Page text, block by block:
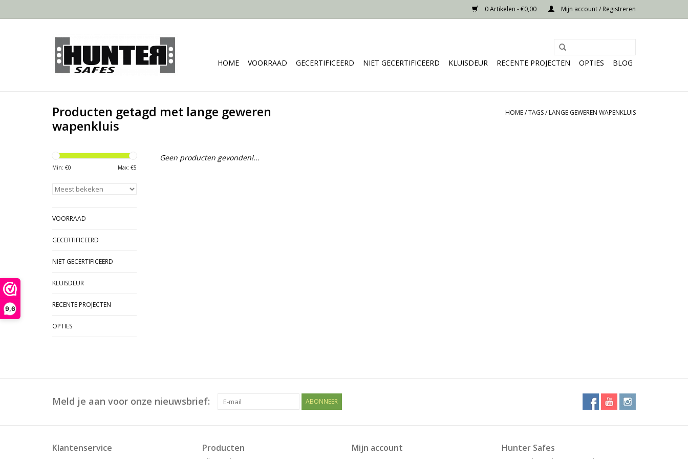
9,6
0 Artikelen - €0,00 Mijn account / Registreren
HOME VOORRAAD GECERTIFICEERD NIET GECERTIFICEERD KLUISDEUR RECENTE PROJECTEN OPTIES BLOG
Producten getagd met lange geweren
wapenkluis
HOME/TAGS/ LANGE GEWEREN WAPENKLUIS
Min: €0 Max: €5
VOORRAAD
GECERTIFICEERD
NIET GECERTIFICEERD
KLUISDEUR
RECENTE PROJECTEN
OPTIES
Geen producten gevonden!...
Meld je aan voor onze nieuwsbrief: ABONNEER
Klantenservice Producten Mijn account Hunter Safes